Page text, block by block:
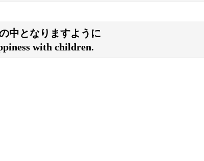
中となりますように
with children.